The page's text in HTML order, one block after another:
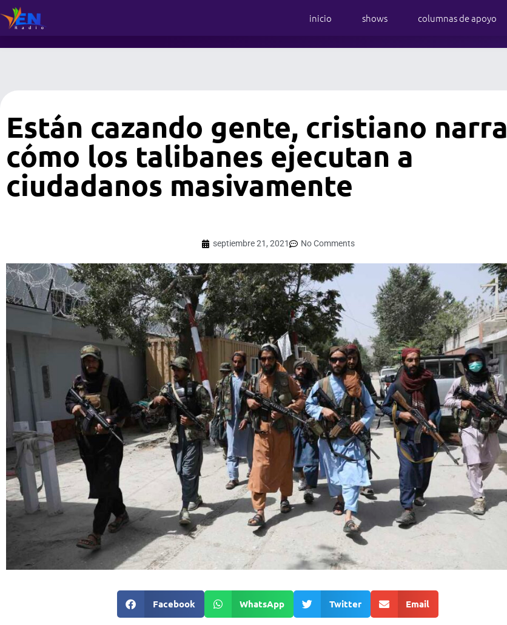
inicio shows columnas de apoyo
Están cazando gente, cristiano narra
cómo los talibanes ejecutan a
ciudadanos masivamente
septiembre 21, 2021 No Comments
Facebook WhatsApp Twitter Email